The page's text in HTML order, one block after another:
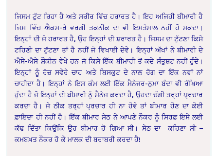
ਜਿਸਮ ਟੁੱਟ ਰਿਹਾ ਹੈ ਅਤੇ ਸਰੀਰ ਵਿੱਚ ਹਰਾਰਤ ਹੈ। ਇਹ ਅਜਿਹੀ ਬੀਮਾਰੀ ਹੈ
ਜਿਸ ਵਿੱਚ ਐਕਸ-ਰੇ ਵਰਗੀ ਤਕਨੀਕ ਦਾ ਵੀ ਇਸਤੇਮਾਲ ਨਹੀਂ ਹੋ ਸਕਦਾ।
ਇਨ੍ਹਾਂ ਦੀ ਜੋ ਹਰਾਰਤ ਹੈ, ਉਹ ਇਨ੍ਹਾਂ ਦੀ ਸ਼ਰਾਰਤ ਹੈ। ਜਿਸਮ ਦਾ ਟੁੱਟਣਾ ਕਿਸੇ
ਟਹਿਣੀ ਦਾ ਟੁੱਟਣਾ ਤਾਂ ਹੈ ਨਹੀਂ ਜੋ ਵਿਖਾਈ ਦੇਵੇ। ਇਨ੍ਹਾਂ ਅੱਖਾਂ ਨੇ ਬੀਮਾਰੀ ਦੇ
ਐਸੇ-ਐਸੇ ਸ਼ੌਕੀਨ ਵੇਖੇ ਹਨ ਜੋ ਕਿਸੇ ਇੱਕ ਬੀਮਾਰੀ ਤੋਂ ਕਦੇ ਸੰਤੁਸ਼ਟ ਨਹੀਂ ਹੁੰਦੇ।
ਇਨ੍ਹਾਂ ਨੂੰ ਰੋਜ਼ ਸਵੇਰੇ ਚਾਹ ਅਤੇ ਬਿਸਕੁਟ ਦੇ ਨਾਲ ਰੋਗ ਦਾ ਇੱਕ ਨਵਾਂ ਨਾਂ
ਚਾਹੀਦਾ ਹੈ। ਇਨ੍ਹਾਂ ਨੇ ਇਸ ਕੰਮ ਲਈ ਇੱਕ ਮੈਨੇਜਰ-ਨੁਮਾ ਬੰਦਾ ਵੀ ਰੱਖਿਆ
ਹੁੰਦਾ ਹੈ ਜੋ ਇਨ੍ਹਾਂ ਦੀ ਬੀਮਾਰੀ ਨੂੰ ਮੈਨੇਜ ਕਰਦਾ ਹੈ, ਉਹਦਾ ਚੰਗੀ ਤਰ੍ਹਾਂ ਪ੍ਰਚਾਰ
ਕਰਦਾ ਹੈ। ਜੇ ਠੀਕ ਤਰ੍ਹਾਂ ਪ੍ਰਚਾਰ ਹੀ ਨਾ ਹੋਵੇ ਤਾਂ ਬੀਮਾਰ ਹੋਣ ਦਾ ਕੋਈ
ਫ਼ਾਇਦਾ ਹੀ ਨਹੀਂ ਹੈ। ਇੱਕ ਬੀਮਾਰ ਸੇਠ ਨੇ ਆਪਣੇ ਨੌਕਰ ਨੂੰ ਸਿਰਫ਼ ਇਸੇ ਲਈ
ਕੱਢ ਦਿੱਤਾ ਕਿਉਂਕਿ ਉਹ ਬੀਮਾਰ ਹੋ ਗਿਆ ਸੀ। ਸੇਠ ਦਾ ਕਹਿਣਾ ਸੀ –
ਕਮਬਖ਼ਤ ਨੌਕਰ ਹੋ ਕੇ ਮਾਲਕ ਦੀ ਬਰਾਬਰੀ ਕਰਦਾ ਹੈ!